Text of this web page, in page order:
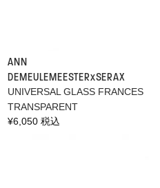
PRIVACY POLICY
SHOPPING GUIDE
OVERSEAS
ANN
DEMEULEMEESTER×SERAX
UNIVERSAL GLASS FRANCES
TRANSPARENT
通
¥6,050 税込